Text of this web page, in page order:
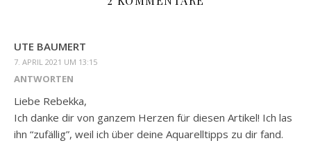
UTE BAUMERT
7. APRIL 2021 UM 13:15
ANTWORTEN
Liebe Rebekka,
Ich danke dir von ganzem Herzen für diesen Artikel! Ich las
ihn “zufällig”, weil ich über deine Aquarelltipps zu dir fand.